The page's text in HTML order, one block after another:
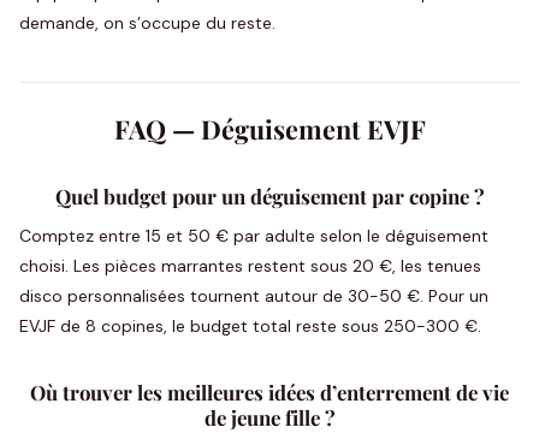
demande, on s’occupe du reste.
FAQ — Déguisement EVJF
Quel budget pour un déguisement par copine ?
Comptez entre 15 et 50 € par adulte selon le déguisement
choisi. Les pièces marrantes restent sous 20 €, les tenues
disco personnalisées tournent autour de 30-50 €. Pour un
EVJF de 8 copines, le budget total reste sous 250-300 €.
Où trouver les meilleures idées d’enterrement de vie
de jeune fille ?